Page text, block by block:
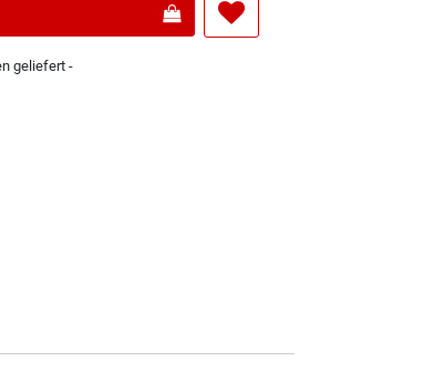
geliefert -